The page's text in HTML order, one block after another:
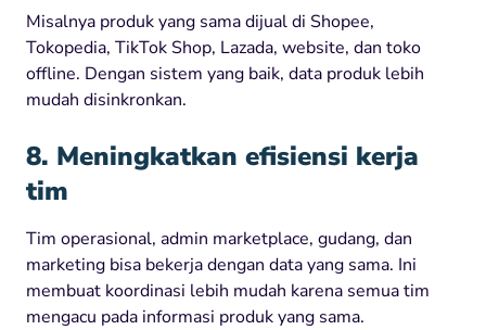
Misalnya produk yang sama dijual di Shopee,
Tokopedia, TikTok Shop, Lazada, website, dan toko
offline. Dengan sistem yang baik, data produk lebih
mudah disinkronkan.
8. Meningkatkan efisiensi kerja
tim
Tim operasional, admin marketplace, gudang, dan
marketing bisa bekerja dengan data yang sama. Ini
membuat koordinasi lebih mudah karena semua tim
mengacu pada informasi produk yang sama.